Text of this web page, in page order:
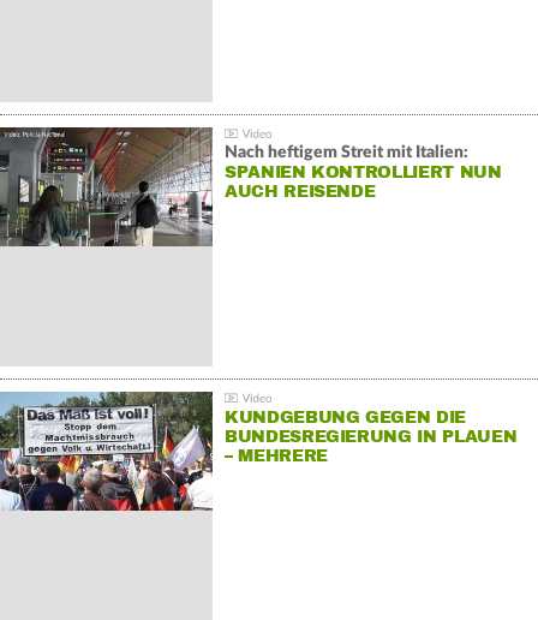
Nach heftigem Streit mit Italien:
SPANIEN KONTROLLIERT NUN
AUCH REISENDE
KUNDGEBUNG GEGEN DIE
BUNDESREGIERUNG IN PLAUEN
– MEHRERE